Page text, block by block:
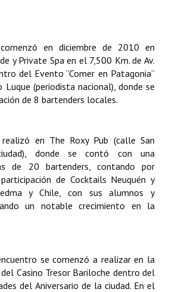
Huellas - Registro
Registro
en diciembre de 2010 en
y Private Spa en el 7,500 Km. de Av.
del Evento “Comer en Patagonia”
(periodista nacional), donde se
de 8 bartenders locales.
en The Roxy Pub (calle San
donde se contó con una
de 20 bartenders, contando por
de Cocktails Neuquén y
y Chile, con sus alumnos y
un notable crecimiento en la
se comenzó a realizar en la
Casino Tresor Bariloche dentro del
del Aniversario de la ciudad. En el